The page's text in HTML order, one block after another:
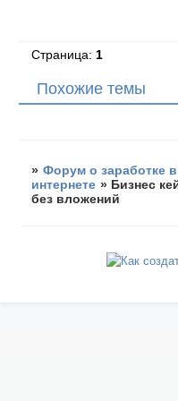
Страница: 1
Похожие темы
» Форум о заработке в
интернете » Бизнес
без вложений